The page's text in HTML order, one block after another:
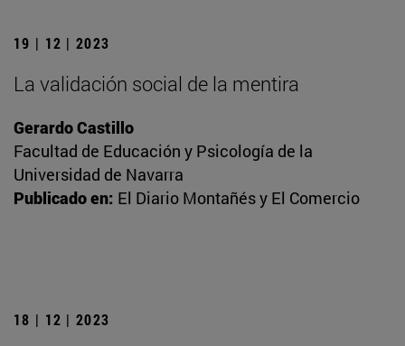
19 | 12 | 2023
La validación social de la mentira
Gerardo Castillo
Facultad de Educación y Psicología de la
Universidad de Navarra
Publicado en: El Diario Montañés y El Comercio
18 | 12 | 2023